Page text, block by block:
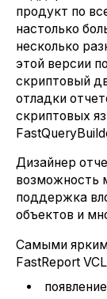
продукт по
настолько
несколько
этой версии
скриптовый
отладки
скриптовых
Дизайнер
возможность
поддержка
объектов и
Самыми
FastReport